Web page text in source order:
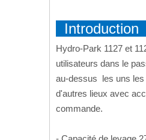
Hydro-Park 1127 et
utilisateurs dans le
au-dessus les uns les
d'autres lieux avec
commande.